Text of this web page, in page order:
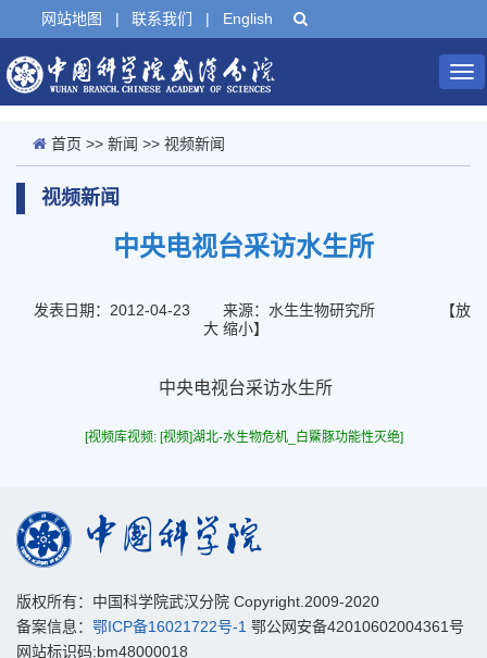
网站地图 | 联系我们 | English
首页 >> 新闻 >> 视频新闻
视频新闻
中央电视台采访水生所
发表日期：2012-04-23 来源：水生生物研究所 【放
大 缩小】
中央电视台采访水生所
[视频库视频: [视频]湖北-水生物危机_白鱀豚功能性灭绝]
版权所有：中国科学院武汉分院 Copyright.2009-2020
备案信息： 鄂ICP备16021722号-1 鄂公网安备42010602004361号
网站标识码:bm48000018